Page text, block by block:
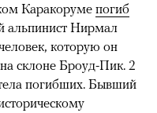
Каракоруме погиб
альпинист Нирмал
которую он
склоне Броуд-Пик. 2
погибших. Бывший